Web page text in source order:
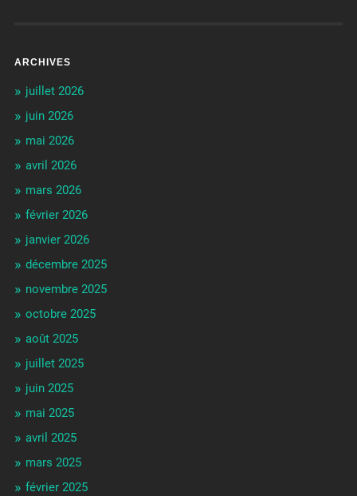
ARCHIVES
juillet 2026
juin 2026
mai 2026
avril 2026
mars 2026
février 2026
janvier 2026
décembre 2025
novembre 2025
octobre 2025
août 2025
juillet 2025
juin 2025
mai 2025
avril 2025
mars 2025
février 2025